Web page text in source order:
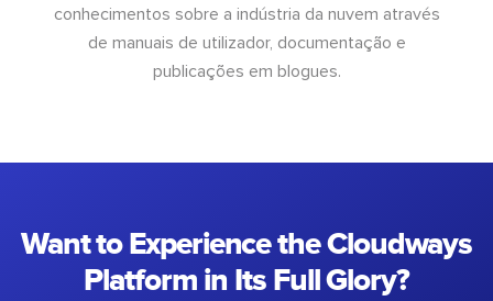
conhecimentos sobre a indústria da nuvem através
de manuais de utilizador, documentação e
publicações em blogues.
Want to Experience the Cloudways
Platform in Its Full Glory?